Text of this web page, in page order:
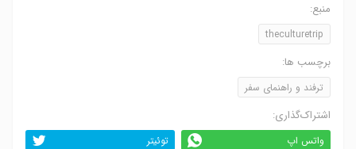
منبع:
theculturetrip
برچسب ها:
ترفند و راهنمای سفر
اشتراک‌گذاری:
واتس اپ
توئیتر